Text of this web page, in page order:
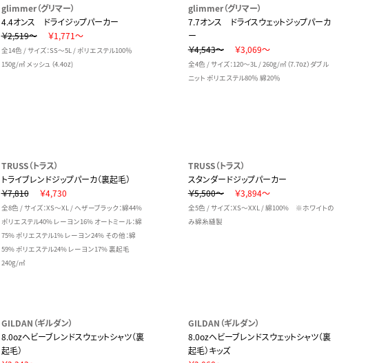
glimmer（グリマー）
4.4オンス ドライジップパーカー
￥2,519～
￥1,771～
全14色 / サイズ：SS～5L / ポリエステル100％
150g/㎡ メッシュ（4.4oz)
glimmer（グリマー）
7.7オンス ドライスウェットジップパーカ
ー
￥4,543～
￥3,069～
全4色 / サイズ：120～3L / 260g/㎡（7.7oz）ダブル
ニット ポリエステル80％ 綿20％
TRUSS（トラス）
トライブレンドジップパーカ（裏起毛）
￥7,810
￥4,730
全8色 / サイズ：XS～XL / ヘザーブラック：綿44%
ポリエステル40% レーヨン16% オートミール：綿
75% ポリエステル1% レーヨン24% その他：綿
59% ポリエステル24% レーヨン17% 裏起毛
240g/㎡
TRUSS（トラス）
スタンダードジップパーカー
￥5,500～
￥3,894～
全5色 / サイズ：XS～XXL / 綿100% ※ホワイトの
み綿糸縫製
GILDAN（ギルダン）
8.0ozヘビーブレンドスウェットシャツ（裏
起毛）
GILDAN（ギルダン）
8.0ozヘビーブレンドスウェットシャツ（裏
起毛）キッズ